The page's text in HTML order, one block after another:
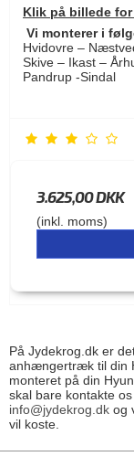
Klik på billede
Vi monterer i
Hvidovre –
Skive – Ikast –
Pandrup -Sindal
3.625,00 DKK
(inkl. moms)
På Jydekrog.dk er
anhængertræk til din
monteret på din
skal bare kontakte
info@jydekrog.dk og
vil koste.